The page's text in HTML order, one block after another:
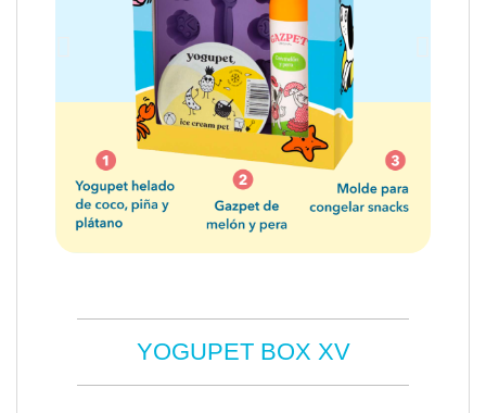
YOGUPET BOX XV